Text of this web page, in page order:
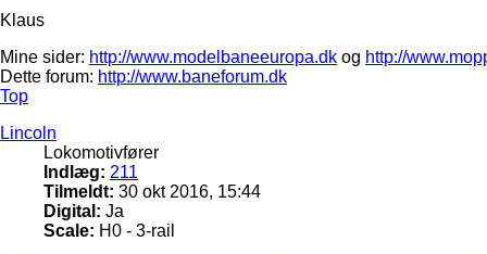
Klaus
Mine sider: http://www.modelbaneeuropa.dk og http://
Dette forum: http://www.baneforum.dk
Top
Lincoln
Lokomotivfører
Indlæg: 211
Tilmeldt: 30 okt 2016, 15:44
Digital: Ja
Scale: H0 - 3-rail